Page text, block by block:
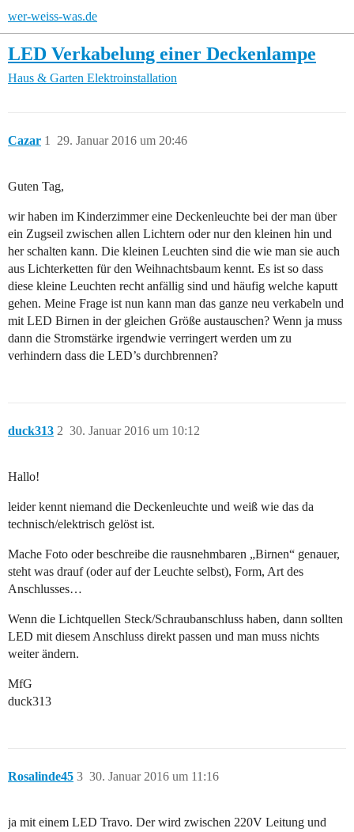
wer-weiss-was.de
LED Verkabelung einer Deckenlampe
Haus & Garten Elektroinstallation
Cazar 29. Januar 2016 um 20:46
1
Guten Tag,
wir haben im Kinderzimmer eine Deckenleuchte bei der man über
ein Zugseil zwischen allen Lichtern oder nur den kleinen hin und
her schalten kann. Die kleinen Leuchten sind die wie man sie auch
aus Lichterketten für den Weihnachtsbaum kennt. Es ist so dass
diese kleine Leuchten recht anfällig sind und häufig welche kaputt
gehen. Meine Frage ist nun kann man das ganze neu verkabeln und
mit LED Birnen in der gleichen Größe austauschen? Wenn ja muss
dann die Stromstärke irgendwie verringert werden um zu
verhindern dass die LED’s durchbrennen?
duck313 30. Januar 2016 um 10:12
2
Hallo!
leider kennt niemand die Deckenleuchte und weiß wie das da
technisch/elektrisch gelöst ist.
Mache Foto oder beschreibe die rausnehmbaren „Birnen“ genauer,
steht was drauf (oder auf der Leuchte selbst), Form, Art des
Anschlusses…
Wenn die Lichtquellen Steck/Schraubanschluss haben, dann sollten
LED mit diesem Anschluss direkt passen und man muss nichts
weiter ändern.
MfG
duck313
Rosalinde45 30. Januar 2016 um 11:16
3
ja mit einem LED Travo. Der wird zwischen 220V Leitung und